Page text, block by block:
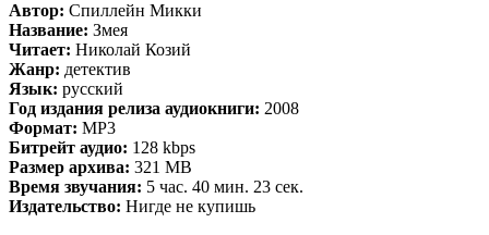
Автор: Спиллейн Микки
Название: Змея
Читает: Николай Козий
Жанр: детектив
Язык: русский
Год издания релиза аудиокниги: 2008
Формат: MP3
Битрейт аудио: 128 kbps
Размер архива: 321 MB
Время звучания: 5 час. 40 мин. 23 сек.
Издательство: Нигде не купишь